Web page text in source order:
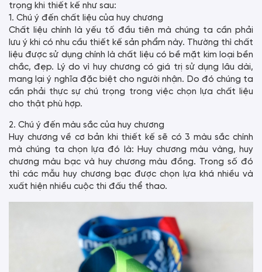
trọng khi thiết kế như sau:
1. Chú ý đến chất liệu của huy chương
Chất liệu chính là yếu tố đầu tiên mà chúng ta cần phải
lưu ý khi có nhu cầu thiết kế sản phẩm này. Thường thì chất
liệu được sử dụng chính là chất liệu có bề mặt kim loại bền
chắc, đẹp. Lý do vì huy chương có giá trị sử dụng lâu dài,
mang lại ý nghĩa đặc biệt cho người nhận. Do đó chúng ta
cần phải thực sự chú trọng trong việc chọn lựa chất liệu
cho thật phù hợp.
2. Chú ý đến màu sắc của huy chương
Huy chương về cơ bản khi thiết kế sẽ có 3 màu sắc chính
mà chúng ta chọn lựa đó là: Huy chương màu vàng, huy
chương màu bạc và huy chương màu đồng. Trong số đó
thì các mẫu huy chương bạc được chọn lựa khá nhiều và
xuất hiện nhiều cuộc thi đấu thể thao.